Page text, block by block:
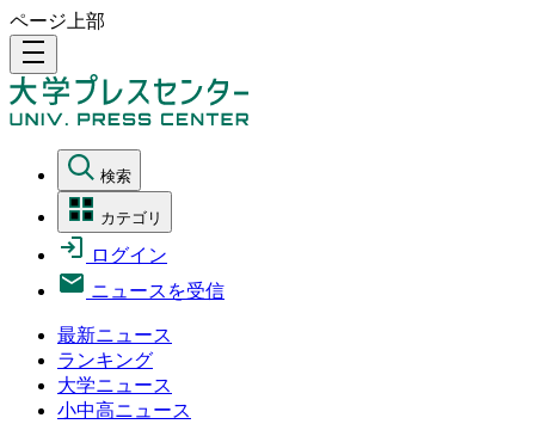
ページ上部
density_medium
検索
カテゴリ
ログイン
ニュースを受信
最新ニュース
ランキング
大学ニュース
小中高ニュース